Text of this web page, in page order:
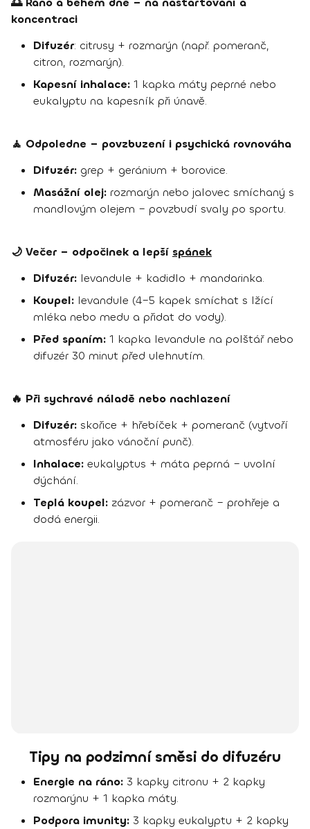
koncentraci
Difuzér: citrusy + rozmarýn (např. pomeranč,
citron, rozmarýn).
Kapesní inhalace: 1 kapka máty peprné nebo
eukalyptu na kapesník při únavě.
🧘 Odpoledne – povzbuzení i psychická rovnováha
Difuzér: grep + geránium + borovice.
Masážní olej: rozmarýn nebo jalovec smíchaný s
mandlovým olejem – povzbudí svaly po sportu.
🌙 Večer – odpočinek a lepší spánek
Difuzér: levandule + kadidlo + mandarinka.
Koupel: levandule (4–5 kapek smíchat s lžící
mléka nebo medu a přidat do vody).
Před spaním: 1 kapka levandule na polštář nebo
difuzér 30 minut před ulehnutím.
🔥 Při sychravé náladě nebo nachlazení
Difuzér: skořice + hřebíček + pomeranč (vytvoří
atmosféru jako vánoční punč).
Inhalace: eukalyptus + máta peprná – uvolní
dýchání.
Teplá koupel: zázvor + pomeranč – prohřeje a
dodá energii.
Tipy na podzimní směsi do difuzéru
Energie na ráno: 3 kapky citronu + 2 kapky
rozmarýnu + 1 kapka máty.
Podpora imunity: 3 kapky eukalyptu + 2 kapky